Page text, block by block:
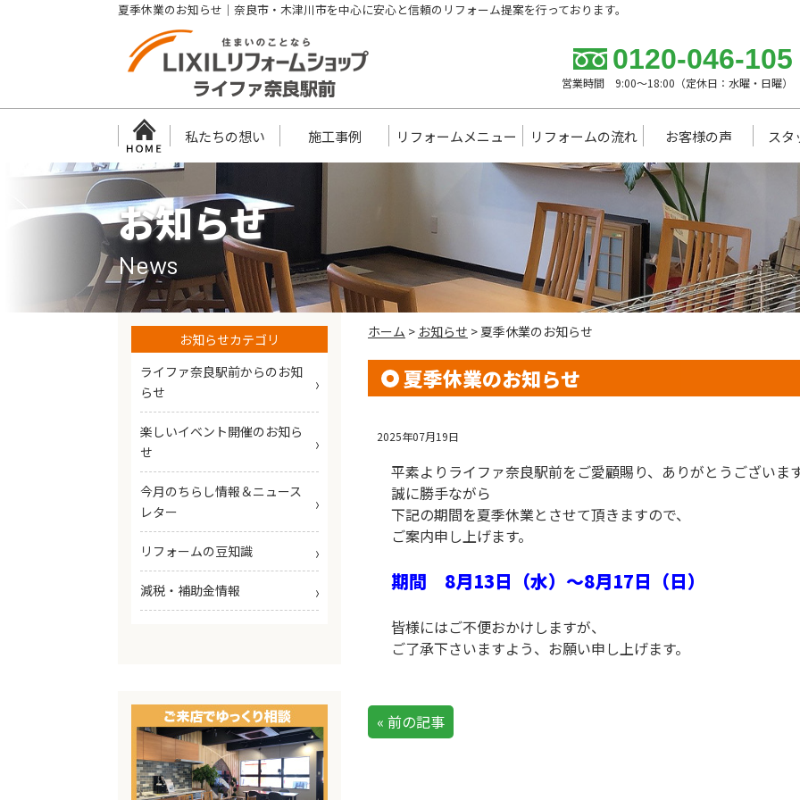
夏季休業のお知らせ｜奈良市・木津川市を中心に安心と信頼のリフォーム提案を行っております。
0120-046-105
営業時間 9:00～18:00（定休日：水曜・日曜）
私たちの想い 施工事例 リフォームメニュー リフォームの流れ お客様の声 スタ
お知らせ
News
ホーム > お知らせ > 夏季休業のお知らせ
夏季休業のお知らせ
2025年07月19日
平素よりライファ奈良駅前をご愛顧賜り、ありがとうございます
誠に勝手ながら
下記の期間を夏季休業とさせて頂きますので、
ご案内申し上げます。
期間 8月13日（水）～8月17日（日）
皆様にはご不便おかけしますが、
ご了承下さいますよう、お願い申し上げます。
« 前の記事
お知らせカテゴリ
ライファ奈良駅前からのお知
らせ
楽しいイベント開催のお知ら
せ
今月のちらし情報＆ニュース
レター
リフォームの豆知識
減税・補助金情報